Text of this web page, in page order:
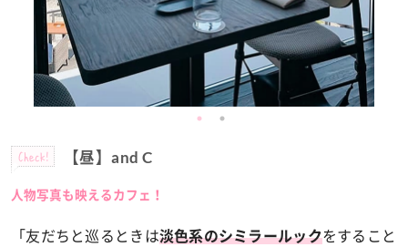
Check! 【昼】and C
人物写真も映えるカフェ！
「友だちと巡るときは淡色系のシミラールックをすること